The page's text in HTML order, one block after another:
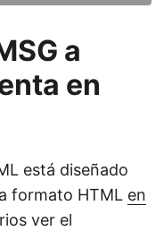
a
en
está diseñado
formato HTML en
ver el